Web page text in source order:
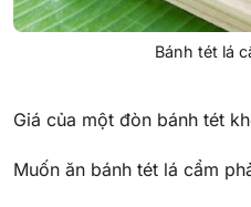
Bánh tét lá
Giá của một đòn bánh tét
Muốn ăn bánh tét lá cẩm